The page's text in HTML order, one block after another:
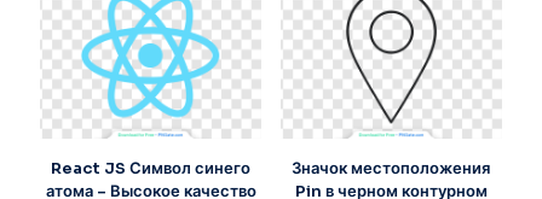
React JS Символ синего
атома – Высокое качество
Значок местоположения
Pin в черном контурном